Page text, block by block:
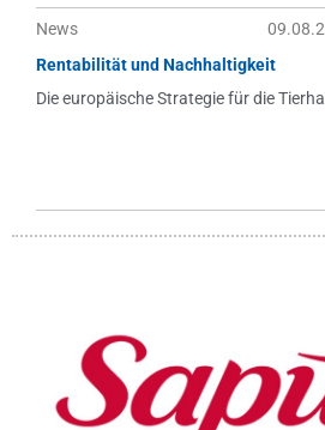
News
Rentabilität und Nachhaltigkeit
Die europäische Strategie für die